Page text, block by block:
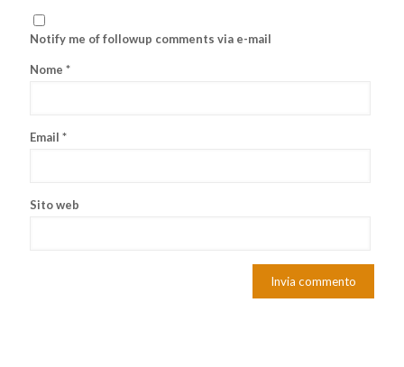
Notify me of followup comments via e-mail
Nome *
Email *
Sito web